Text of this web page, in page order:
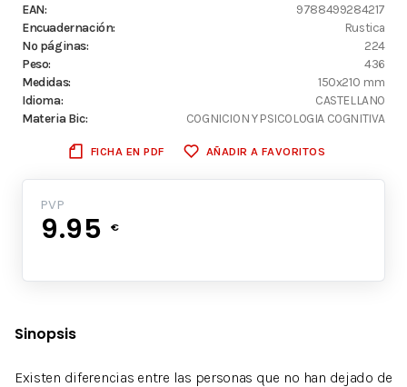
EAN:
9788499284217
Encuadernación:
Rustica
Nº páginas:
224
Peso:
436
Medidas:
150x210 mm
Idioma:
CASTELLANO
Materia Bic:
COGNICION Y PSICOLOGIA COGNITIVA
FICHA EN PDF AÑADIR A FAVORITOS
PVP
9.95 €
Sinopsis
Existen diferencias entre las personas que no han dejado de